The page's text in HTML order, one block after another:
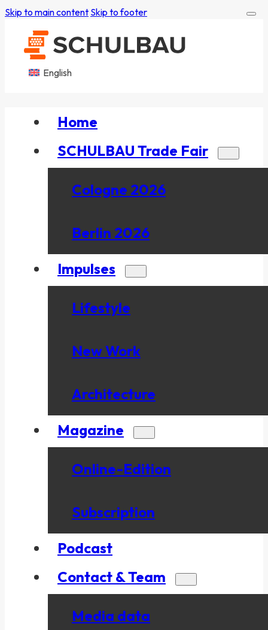
Skip to main content Skip to footer
English
Home
SCHULBAU Trade Fair
Cologne 2026
Berlin 2026
Impulses
Lifestyle
New Work
Architecture
Magazine
Online-Edition
Subscription
Podcast
Contact & Team
Media data